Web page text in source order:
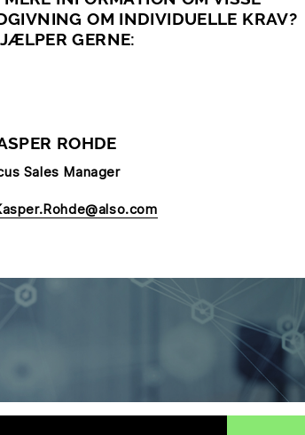
OM INDIVIDUELLE KRAV?
GERNE:
ROHDE
Sales Manager